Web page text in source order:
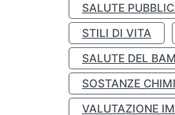
SALUTE
STILI DI VITA
SALUTE DEL
SOSTANZE
VALUTAZIONE